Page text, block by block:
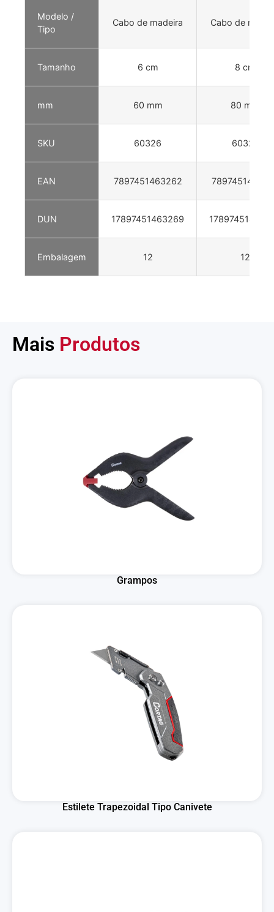
Modelo /
Tipo
Cabo de madeira Cabo de
Tamanho 6 cm 8 cm
mm 60 mm 80 mm
SKU 60326 60327
EAN 7897451463262
DUN 17897451463269
Embalagem 12 12
Mais Produtos
Grampos
Estilete Trapezoidal Tipo Canivete